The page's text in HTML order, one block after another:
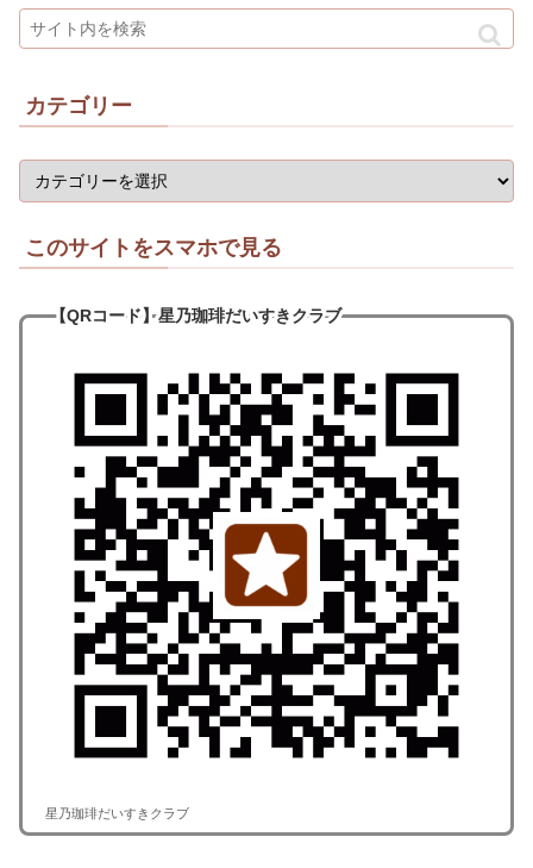
カテゴリー
このサイトをスマホで見る
【QRコード】星乃珈琲だいすきクラブ
星乃珈琲だいすきクラブ